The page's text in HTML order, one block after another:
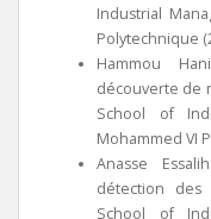
Industrial
Polytechnique
Hammou
découverte de
School of
Mohammed VI
Anasse
détection des
School of